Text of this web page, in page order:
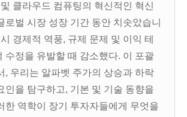
클라우드 컴퓨팅의 혁신적인 혁신
로벌 시장 성장 기간 동안 치솟았습니
경제적 역풍, 규제 문제 및 이익 테
수정을 유발할 때 감소했다. 이 포괄
, 우리는 알파벳 주가의 상승과 하락
인을 탐구하고, 기본 및 기술 동향을
한 역학이 장기 투자자들에게 무엇을